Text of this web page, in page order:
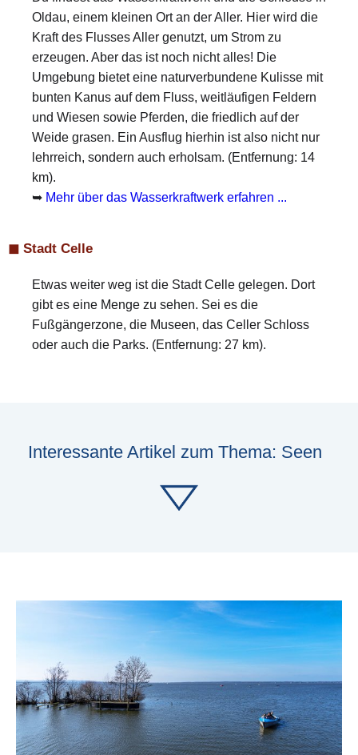
Oldau, einem kleinen Ort an der Aller. Hier wird die
Kraft des Flusses Aller genutzt, um Strom zu
erzeugen. Aber das ist noch nicht alles! Die
Umgebung bietet eine naturverbundene Kulisse mit
bunten Kanus auf dem Fluss, weitläufigen Feldern
und Wiesen sowie Pferden, die friedlich auf der
Weide grasen. Ein Ausflug hierhin ist also nicht nur
lehrreich, sondern auch erholsam. (Entfernung: 14
km).
➥ Mehr über das Wasserkraftwerk erfahren ...
◼ Stadt Celle
Etwas weiter weg ist die Stadt Celle gelegen. Dort
gibt es eine Menge zu sehen. Sei es die
Fußgängerzone, die Museen, das Celler Schloss
oder auch die Parks. (Entfernung: 27 km).
Interessante Artikel zum Thema: Seen